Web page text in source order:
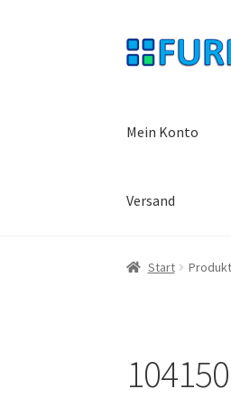
Zur
Navigation
Zum
Inhalt
Mein Konto
Versand
Start